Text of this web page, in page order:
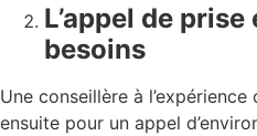
L’appel de
besoins
Une conseillère à
ensuite pour un appel